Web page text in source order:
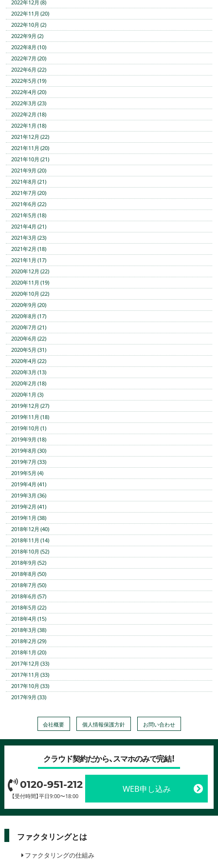
2022年12月 (8)
2022年11月 (20)
2022年10月 (2)
2022年9月 (2)
2022年8月 (10)
2022年7月 (20)
2022年6月 (22)
2022年5月 (19)
2022年4月 (20)
2022年3月 (23)
2022年2月 (18)
2022年1月 (18)
2021年12月 (22)
2021年11月 (20)
2021年10月 (21)
2021年9月 (20)
2021年8月 (21)
2021年7月 (20)
2021年6月 (22)
2021年5月 (18)
2021年4月 (21)
2021年3月 (23)
2021年2月 (18)
2021年1月 (17)
2020年12月 (22)
2020年11月 (19)
2020年10月 (22)
2020年9月 (20)
2020年8月 (17)
2020年7月 (21)
2020年6月 (22)
2020年5月 (31)
2020年4月 (22)
2020年3月 (13)
2020年2月 (18)
2020年1月 (3)
2019年12月 (27)
2019年11月 (18)
2019年10月 (1)
2019年9月 (18)
2019年8月 (30)
2019年7月 (33)
2019年5月 (4)
2019年4月 (41)
2019年3月 (36)
2019年2月 (41)
2019年1月 (38)
2018年12月 (40)
2018年11月 (14)
2018年10月 (52)
2018年9月 (52)
2018年8月 (50)
2018年7月 (50)
2018年6月 (57)
2018年5月 (22)
2018年4月 (15)
2018年3月 (38)
2018年2月 (29)
2018年1月 (20)
2017年12月 (33)
2017年11月 (33)
2017年10月 (33)
2017年9月 (33)
会社概要 個人情報保護方針 お問い合わせ
クラウド契約だから、スマホのみで完結！
0120-951-212
【受付時間】平日9:00〜18:00
WEB申し込み
ファクタリングとは
ファクタリングの仕組み